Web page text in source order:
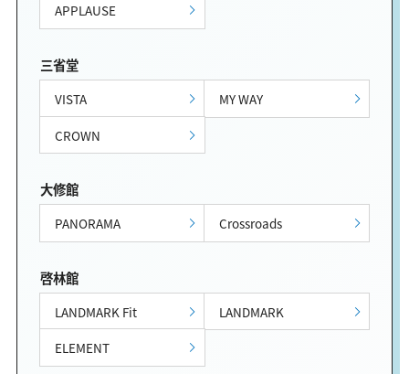
APPLAUSE
三省堂
VISTA
MY WAY
CROWN
大修館
PANORAMA Crossroads
啓林館
LANDMARK Fit
LANDMARK
ELEMENT